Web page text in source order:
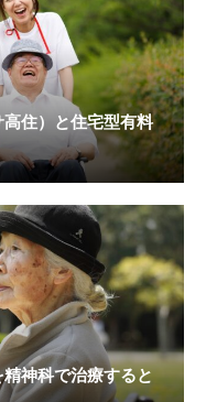
住）と住宅型有料
神科で治療すると